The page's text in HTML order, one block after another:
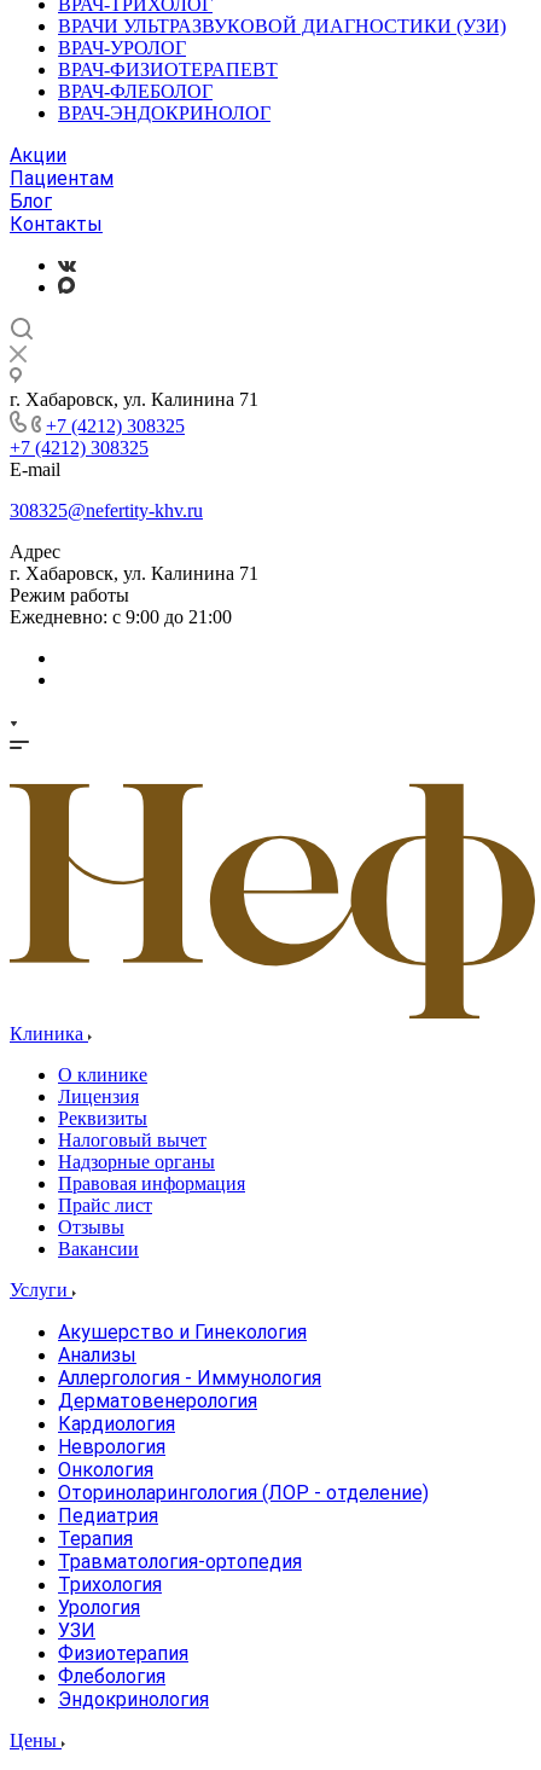
ВРАЧ-ТРИХОЛОГ
ВРАЧИ УЛЬТРАЗВУКОВОЙ ДИАГНОСТИКИ (УЗИ)
ВРАЧ-УРОЛОГ
ВРАЧ-ФИЗИОТЕРАПЕВТ
ВРАЧ-ФЛЕБОЛОГ
ВРАЧ-ЭНДОКРИНОЛОГ
Акции
Пациентам
Блог
Контакты
г. Хабаровск, ул. Калинина 71
+7 (4212) 308325
+7 (4212) 308325
E-mail
308325@nefertity-khv.ru
Адрес
г. Хабаровск, ул. Калинина 71
Режим работы
Ежедневно: с 9:00 до 21:00
Клиника
О клинике
Лицензия
Реквизиты
Налоговый вычет
Надзорные органы
Правовая информация
Прайс лист
Отзывы
Вакансии
Услуги
Акушерство и Гинекология
Анализы
Аллергология - Иммунология
Дерматовенерология
Кардиология
Неврология
Онкология
Оториноларингология (ЛОР - отделение)
Педиатрия
Терапия
Травматология-ортопедия
Трихология
Урология
УЗИ
Физиотерапия
Флебология
Эндокринология
Цены